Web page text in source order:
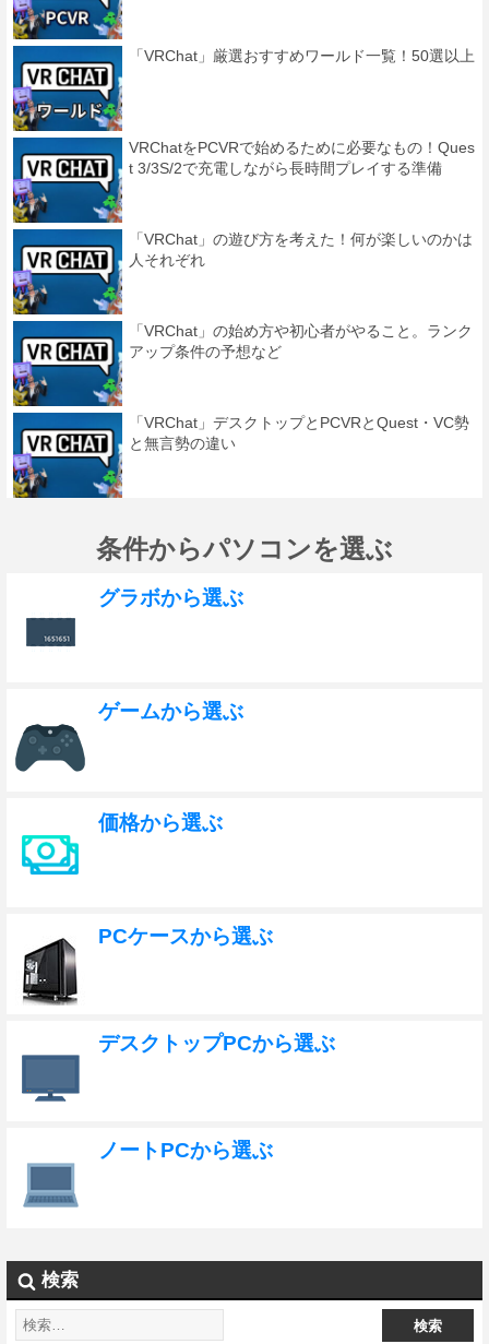
「VRChat」厳選おすすめワールド一覧！50選以上
VRChatをPCVRで始めるために必要なもの！Ques
t 3/3S/2で充電しながら長時間プレイする準備
「VRChat」の遊び方を考えた！何が楽しいのかは
人それぞれ
「VRChat」の始め方や初心者がやること。ランク
アップ条件の予想など
「VRChat」デスクトップとPCVRとQuest・VC勢
と無言勢の違い
条件からパソコンを選ぶ
グラボから選ぶ
ゲームから選ぶ
価格から選ぶ
PCケースから選ぶ
デスクトップPCから選ぶ
ノートPCから選ぶ
検索